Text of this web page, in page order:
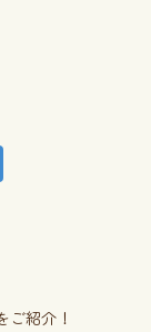
ご紹介！